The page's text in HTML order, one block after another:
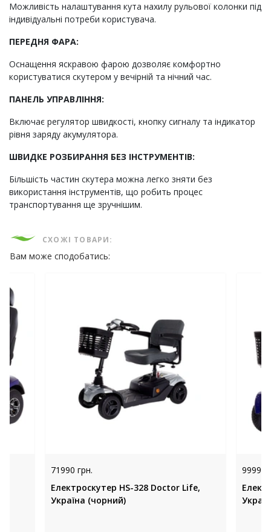
Можливість налаштування кута нахилу рульової колонки під
індивідуальні потреби користувача.
ПЕРЕДНЯ ФАРА:
Оснащення яскравою фарою дозволяє комфортно
користуватися скутером у вечірній та нічний час.
ПАНЕЛЬ УПРАВЛІННЯ:
Включає регулятор швидкості, кнопку сигналу та індикатор
рівня заряду акумулятора.
ШВИДКЕ РОЗБИРАННЯ БЕЗ ІНСТРУМЕНТІВ:
Більшість частин скутера можна легко зняти без
використання інструментів, що робить процес
транспортування ще зручнішим.
СХОЖІ ТОВАРИ:
Вам може сподобатись:
71990 грн.
Електроскутер HS-328 Doctor Life,
Україна (чорний)
99990